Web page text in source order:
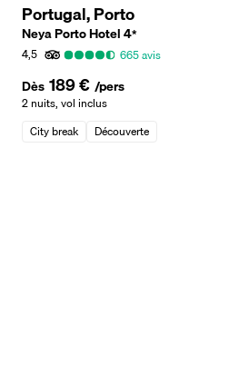
Portugal, Porto
Neya Porto Hotel4*
4,5
665avis
Dès 189 € /pers
2 nuits, vol inclus
City break
Découverte